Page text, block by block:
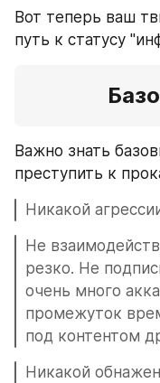
Вот теперь ваш
путь к статусу
Важно знать
преступить к
Никакой
Не
резко. Не
очень много
промежуток
под контентом
Никакой